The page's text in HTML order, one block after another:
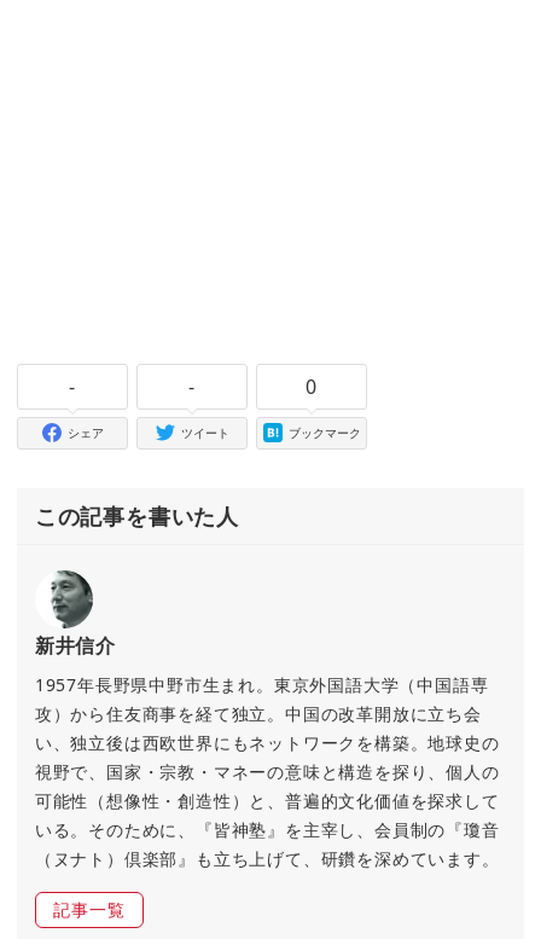
-
シェア
-
ツイート
0
ブックマーク
この記事を書いた人
新井信介
1957年長野県中野市生まれ。東京外国語大学（中国語専
攻）から住友商事を経て独立。中国の改革開放に立ち会
い、独立後は西欧世界にもネットワークを構築。地球史の
視野で、国家・宗教・マネーの意味と構造を探り、個人の
可能性（想像性・創造性）と、普遍的文化価値を探求して
いる。そのために、『皆神塾』を主宰し、会員制の『瓊音
（ヌナト）倶楽部』も立ち上げて、研鑽を深めています。
記事一覧